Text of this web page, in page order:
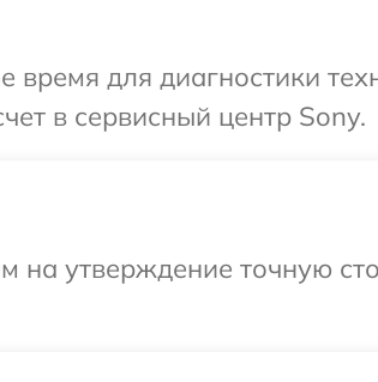
для диагностики
в сервисный центр Sony.
на утверждение точную